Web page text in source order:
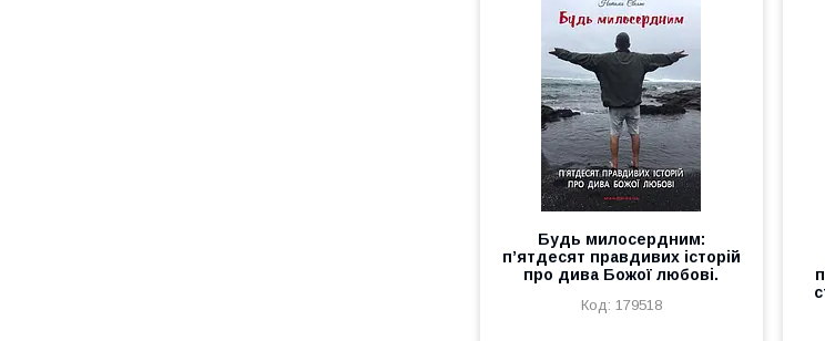
Будь милосердним:
п’ятдесят правдивих історій
про дива Божої любові.
179518